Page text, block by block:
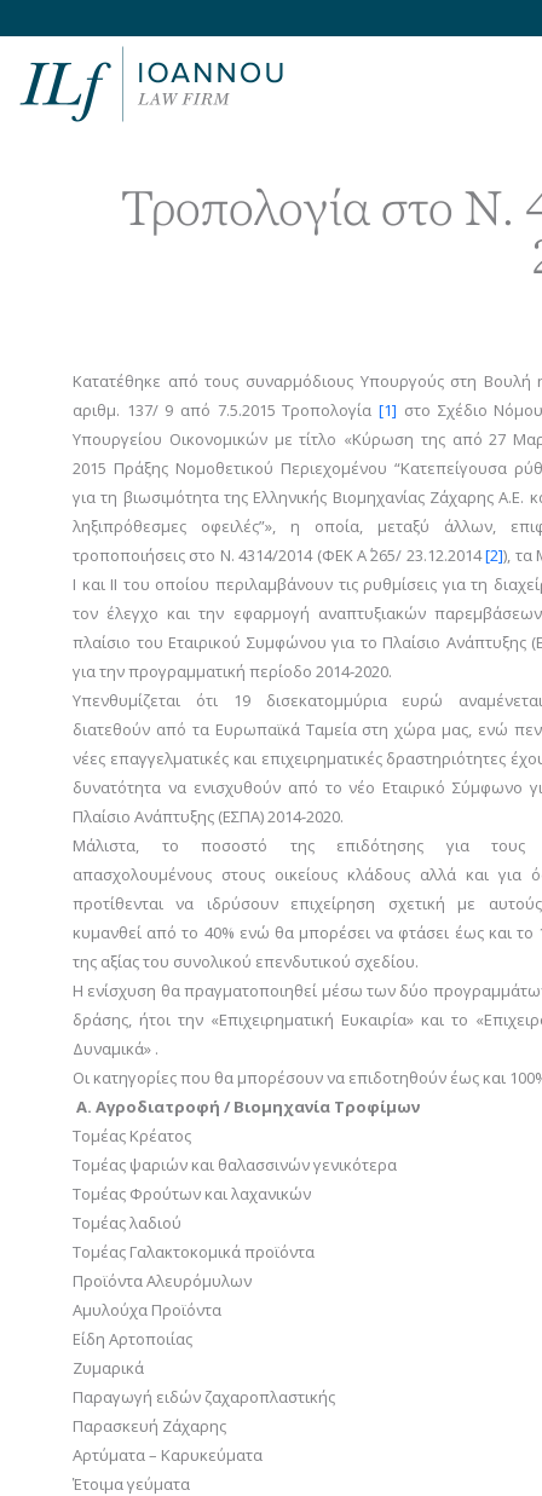
Τροπολογία στο
Κατατέθηκε από τους συναρμόδιους Υπουργούς στη Βουλή
αριθμ. 137/ 9 από 7.5.2015 Τροπολογία [1] στο Σχέδιο
Υπουργείου Οικονομικών με τίτλο «Κύρωση της από 27
2015 Πράξης Νομοθετικού Περιεχομένου “Κατεπείγουσα
για τη βιωσιμότητα της Ελληνικής Βιομηχανίας Ζάχαρης Α.Ε.
ληξιπρόθεσμες οφειλές”», η οποία, μεταξύ άλλων,
τροποποιήσεις στο Ν. 4314/2014 (ΦΕΚ Α΄ 265/ 23.12.2014[2]), τα
Ι και ΙΙ του οποίου περιλαμβάνουν τις ρυθμίσεις για τη
τον έλεγχο και την εφαρμογή αναπτυξιακών
πλαίσιο του Εταιρικού Συμφώνου για το Πλαίσιο Ανάπτυξης
για την προγραμματική περίοδο 2014-2020.
Υπενθυμίζεται ότι 19 δισεκατομμύρια ευρώ
διατεθούν από τα Ευρωπαϊκά Ταμεία στη χώρα μας, ενώ
νέες επαγγελματικές και επιχειρηματικές δραστηριότητες
δυνατότητα να ενισχυθούν από το νέο Εταιρικό Σύμφωνο
Πλαίσιο Ανάπτυξης (ΕΣΠΑ) 2014-2020.
Μάλιστα, το ποσοστό της επιδότησης για τους
απασχολουμένους στους οικείους κλάδους αλλά και για
προτίθενται να ιδρύσουν επιχείρηση σχετική με
κυμανθεί από το 40% ενώ θα μπορέσει να φτάσει έως και το
της αξίας του συνολικού επενδυτικού σχεδίου.
Η ενίσχυση θα πραγματοποιηθεί μέσω των δύο
δράσης, ήτοι την «Επιχειρηματική Ευκαιρία» και το
Δυναμικά» .
Οι κατηγορίες που θα μπορέσουν να επιδοτηθούν έως και
Α. Αγροδιατροφή / Βιομηχανία Τροφίμων
Τομέας Κρέατος
Τομέας ψαριών και θαλασσινών γενικότερα
Τομέας Φρούτων και λαχανικών
Τομέας λαδιού
Τομέας Γαλακτοκομικά προϊόντα
Προϊόντα Αλευρόμυλων
Αμυλούχα Προϊόντα
Είδη Αρτοποιίας
Ζυμαρικά
Παραγωγή ειδών ζαχαροπλαστικής
Παρασκευή Ζάχαρης
Αρτύματα – Καρυκεύματα
Έτοιμα γεύματα